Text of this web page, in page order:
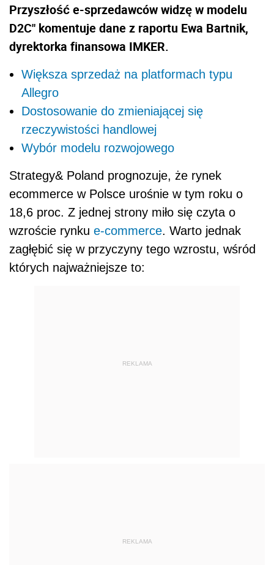
Przyszłość e-sprzedawców widzę w modelu
D2C" komentuje dane z raportu Ewa Bartnik,
dyrektorka finansowa IMKER.
Większa sprzedaż na platformach typu
Allegro
Dostosowanie do zmieniającej się
rzeczywistości handlowej
Wybór modelu rozwojowego
Strategy& Poland prognozuje, że rynek
ecommerce w Polsce urośnie w tym roku o
18,6 proc. Z jednej strony miło się czyta o
wzroście rynku e-commerce. Warto jednak
zagłębić się w przyczyny tego wzrostu, wśród
których najważniejsze to:
REKLAMA
REKLAMA